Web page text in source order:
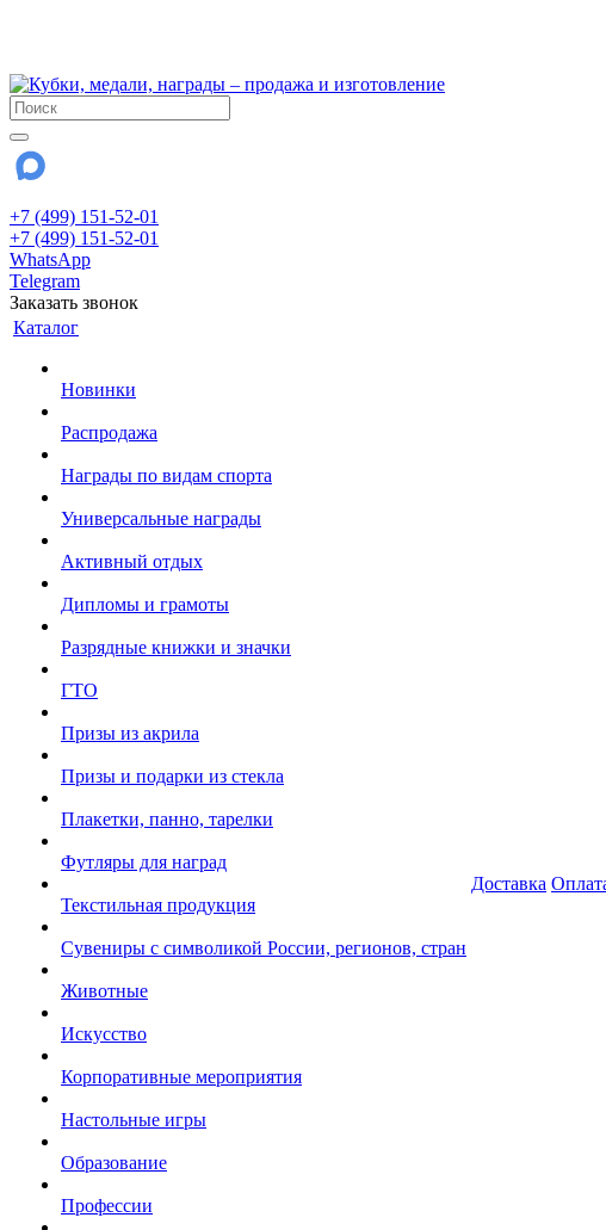
+7 (499) 151-52-01
+7 (499) 151-52-01
WhatsApp
Telegram
Заказать звонок
Каталог
Новинки
Распродажа
Награды по видам спорта
Универсальные награды
Активный отдых
Дипломы и грамоты
Разрядные книжки и значки
ГТО
Призы из акрила
Призы и подарки из стекла
Плакетки, панно, тарелки
Футляры для наград
Текстильная продукция
Сувениры с символикой России, регионов, стран
Животные
Искусство
Корпоративные мероприятия
Настольные игры
Образование
Профессии
Доставка